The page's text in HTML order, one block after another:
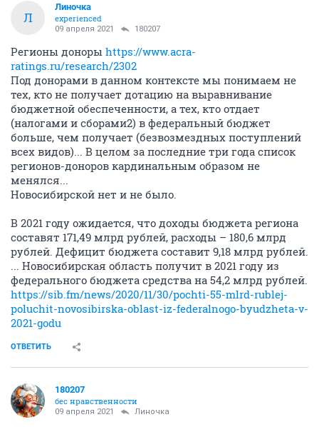
Л
Линочка
experienced
09 апреля 2021 180207
Регионы доноры https://www.acra-
ratings.ru/research/2302
Под донорами в данном контексте мы понимаем не
тех, кто не получает дотацию на выравнивание
бюджетной обеспеченности, а тех, кто отдает
(налогами и сборами2) в федеральный бюджет
больше, чем получает (безвозмездных поступлений
всех видов)... В целом за последние три года список
регионов-доноров кардинальным образом не
менялся...
Новосибирской нет и не было.
В 2021 году ожидается, что доходы бюджета региона
составят 171,49 млрд рублей, расходы – 180,6 млрд
рублей. Дефицит бюджета составит 9,18 млрд рублей.
... Новосибирская область получит в 2021 году из
федерального бюджета средства на 54,2 млрд рублей.
https://sib.fm/news/2020/11/30/pochti-55-mlrd-rublej-
poluchit-novosibirska-oblast-iz-federalnogo-byudzheta-v-
2021-godu
ОТВЕТИТЬ
180207
бес нравственности
09 апреля 2021 Линочка